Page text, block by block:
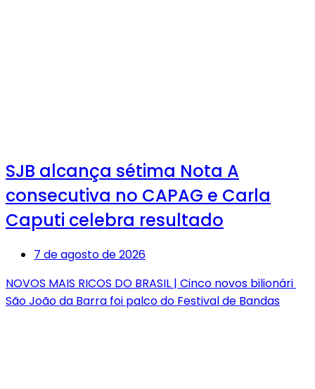
SJB alcança sétima Nota A
consecutiva no CAPAG e Carla
Caputi celebra resultado
7 de agosto de 2026
NOVOS MAIS RICOS DO BRASIL | Cinco novos bilionári
São João da Barra foi palco do Festival de Bandas